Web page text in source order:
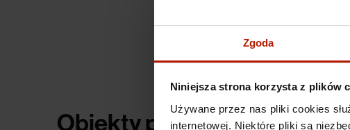
Zgoda
Niniejsza strona korzysta z plików
Używane przez nas pliki cookies
internetowej. Niektóre pliki są
Obiekty powiązane